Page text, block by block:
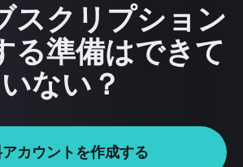
スクリプション
る準備はできて
いない？
カウントを作成する